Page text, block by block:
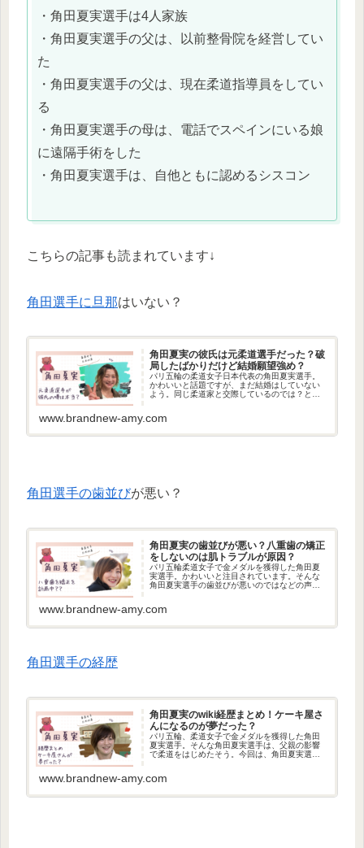
・角田夏実選手は4人家族
・角田夏実選手の父は、以前整骨院を経営してい
た
・角田夏実選手の父は、現在柔道指導員をしてい
る
・角田夏実選手の母は、電話でスペインにいる娘
に遠隔手術をした
・角田夏実選手は、自他ともに認めるシスコン
こちらの記事も読まれています↓
角田選手に旦那はいない？
角田夏実の彼氏は元柔道選手だった？破
局したばかりだけど結婚願望強め？
パリ五輪の柔道女子日本代表の角田夏実選手。
かわいいと話題ですが、まだ結婚はしていない
よう。同じ柔道家と交際しているのでは？との
www.brandnew-amy.com
角田選手の歯並びが悪い？
角田夏実の歯並びが悪い？八重歯の矯正
をしないのは肌トラブルが原因？
パリ五輪柔道女子で金メダルを獲得した角田夏
実選手。かわいいと注目されています。そんな
角田夏実選手の歯並びが悪いのではなどの声が
た。・角田夏実の歯並びが悪い？・...
www.brandnew-amy.com
角田選手の経歴
角田夏実のwiki経歴まとめ！ケーキ屋さ
んになるのが夢だった？
パリ五輪、柔道女子で金メダルを獲得した角田
夏実選手。そんな角田夏実選手は、父親の影響
で柔道をはじめたそう。今回は、角田夏実選手
夏実のwikiプロフィール角田...
www.brandnew-amy.com